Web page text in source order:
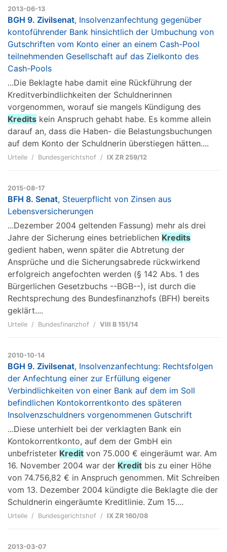
2013-06-13
BGH 9. Zivilsenat, Insolvenzanfechtung gegenüber
kontoführender Bank hinsichtlich der Umbuchung von
Gutschriften vom Konto einer an einem Cash-Pool
teilnehmenden Gesellschaft auf das Zielkonto des
Cash-Pools
...Die Beklagte habe damit eine Rückführung der
Kreditverbindlichkeiten der Schuldnerinnen
vorgenommen, worauf sie mangels Kündigung des
Kredits kein Anspruch gehabt habe. Es komme allein
darauf an, dass die Haben- die Belastungsbuchungen
auf dem Konto der Schuldnerin überstiegen hätten....
Urteile Bundesgerichtshof IX ZR 259/12
2015-08-17
BFH 8. Senat, Steuerpflicht von Zinsen aus
Lebensversicherungen
...Dezember 2004 geltenden Fassung) mehr als drei
Jahre der Sicherung eines betrieblichen Kredits
gedient haben, wenn später die Abtretung der
Ansprüche und die Sicherungsabrede rückwirkend
erfolgreich angefochten werden (§ 142 Abs. 1 des
Bürgerlichen Gesetzbuchs --BGB--), ist durch die
Rechtsprechung des Bundesfinanzhofs (BFH) bereits
geklärt....
Urteile Bundesfinanzhof VIII B 151/14
2010-10-14
BGH 9. Zivilsenat, Insolvenzanfechtung: Rechtsfolgen
der Anfechtung einer zur Erfüllung eigener
Verbindlichkeiten von einer Bank auf dem im Soll
befindlichen Kontokorrentkonto des späteren
Insolvenzschuldners vorgenommenen Gutschrift
...Diese unterhielt bei der verklagten Bank ein
Kontokorrentkonto, auf dem der GmbH ein
unbefristeter Kredit von 75.000 € eingeräumt war. Am
16. November 2004 war der Kredit bis zu einer Höhe
von 74.756,82 € in Anspruch genommen. Mit Schreiben
vom 13. Dezember 2004 kündigte die Beklagte die der
Schuldnerin eingeräumte Kreditlinie. Zum 15....
Urteile Bundesgerichtshof IX ZR 160/08
2013-03-07